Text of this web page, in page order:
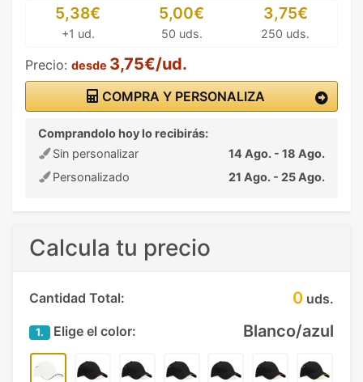
5,38€
+1 ud.
5,00€
50 uds.
3,75€
250 uds.
Precio: desde 3,75€/ud.
COMPRA Y PERSONALIZA
Comprandolo hoy lo recibirás:
Sin personalizar
14 Ago. - 18 Ago.
Personalizado
21 Ago. - 25 Ago.
Calcula tu precio
Cantidad Total: 0 uds.
1. Elige el color: Blanco/azul